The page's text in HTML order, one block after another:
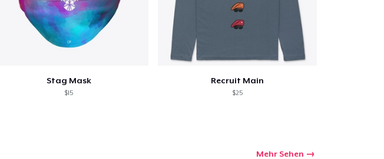
Stag Mask
$15
Recruit Main
$25
Mehr Sehen